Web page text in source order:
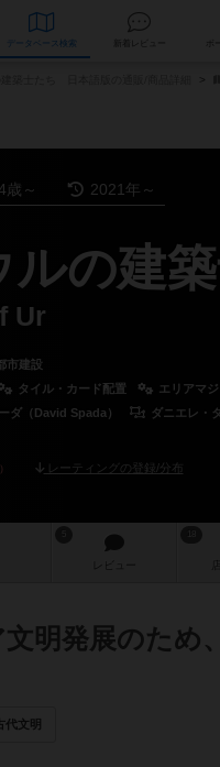
データベース
歳～ 2021年～
の建
Ur
市建設
タイル・カード配置
エリアマ
ダ（David Spada） ダニエレ・
レーティングの登録/分布
レビュー
明発展のため
代文明